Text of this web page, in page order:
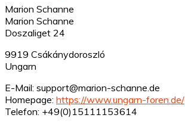
Marion Schanne
Marion Schanne
Doszaliget 24
9919 Csákánydoroszló
Ungarn
E-Mail: support@marion-schanne.de
Homepage: https://www.ungarn-foren.de/
Telefon: +49(0)15111153614